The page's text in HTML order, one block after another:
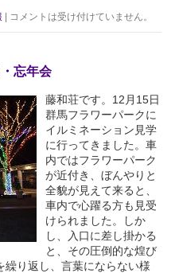
コメントは受け付けていません。
忘年会
藤和荘です。12月15日
群馬フラワーパークに
イルミネーション見学
に行ってきました。車
内ではフラワーパーク
が近付き、ぼんやりと
全貌が見えて来ると、
車内で心躍る方も見受
けられました。しか
し、入口に差し掛かる
と、その圧倒的な煌び
り返し、言葉にならない様